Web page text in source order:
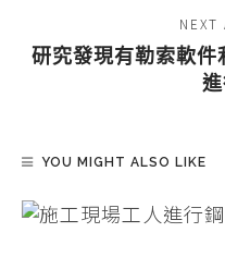
NEXT
研究發現有勒索軟
YOU MIGHT ALSO LIKE